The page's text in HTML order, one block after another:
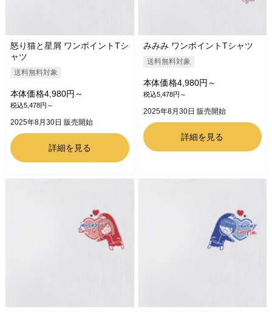
怒り猫と星屑 ワンポイントTシ
ャツ
送料無料対象
本体価格4,980円～
税込5,478円～
2025年8月30日 販売開始
詳細を見る
みみみ ワンポイントTシャツ
送料無料対象
本体価格4,980円～
税込5,478円～
2025年8月30日 販売開始
詳細を見る